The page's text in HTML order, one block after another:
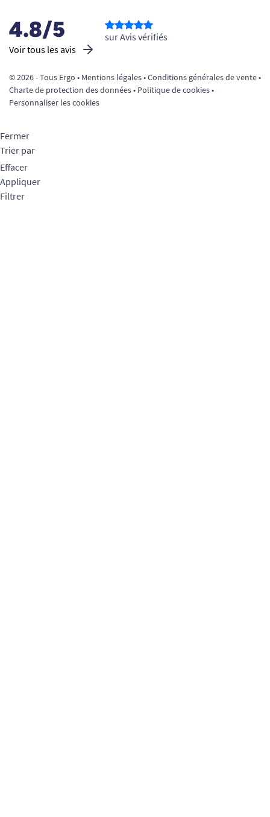
4.8/5
Voir tous les avis
sur Avis vérifiés
© 2026 - Tous Ergo • Mentions légales•Conditions générales de vente•
Charte de protection des données• Politique de cookies•
Personnaliser les cookies
Fermer
Trier par
Effacer
Appliquer
Filtrer